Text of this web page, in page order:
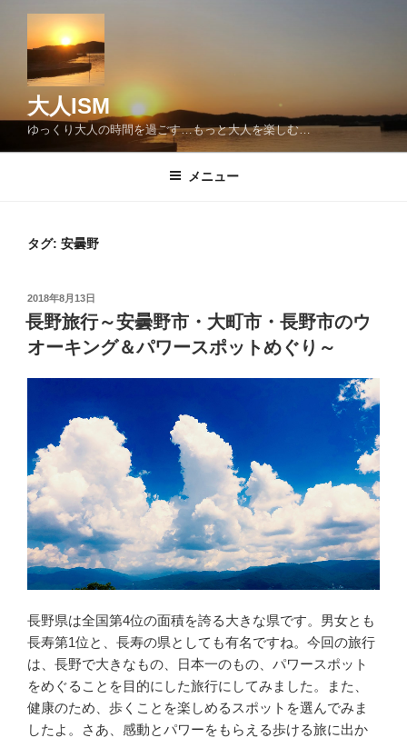
へ
大人ISM
ゆっくり大人の時間を過ごす…もっと大人を楽しむ…
メニュー
タグ: 安曇野
投
稿
日:
2018年8月13日
長野旅行～安曇野市・大町市・長野市のウ
オーキング＆パワースポットめぐり～
長野県は全国第4位の面積を誇る大きな県です。男女とも
長寿第1位と、長寿の県としても有名ですね。今回の旅行
は、長野で大きなもの、日本一のもの、パワースポット
をめぐることを目的にした旅行にしてみました。また、
健康のため、歩くことを楽しめるスポットを選んでみま
したよ。さあ、感動とパワーをもらえる歩ける旅に出か